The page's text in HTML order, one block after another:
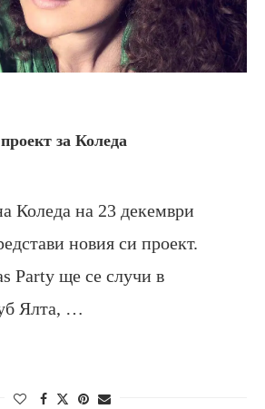
за Коледа
Коледа на 23 декември
новия си проект.
Party ще се случи в
Ялта, …